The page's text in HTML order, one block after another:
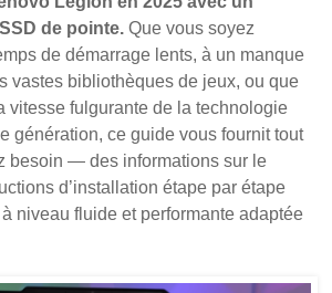
de pointe. Que vous soyez
de démarrage lents, à un manque
vastes bibliothèques de jeux, ou que
vitesse fulgurante de la technologie
génération, ce guide vous fournit tout
besoin — des informations sur le
d’installation étape par étape
niveau fluide et performante adaptée